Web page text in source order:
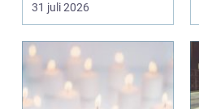
31 juli 2026